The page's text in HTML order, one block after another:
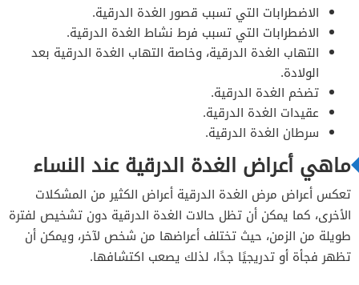
أدوية الغدة الدرقية
جراحة الغدة الدرقية
الاضطرابات التي تسبب قصور الغدة الدرقية.
الاضطرابات التي تسبب فرط نشاط الغدة الدرقية.
التهاب الغدة الدرقية، وخاصة التهاب الغدة الدرقية بعد
الولادة.
تضخم الغدة الدرقية.
عقيدات الغدة الدرقية.
سرطان الغدة الدرقية.
ماهي أعراض الغدة الدرقية عند النساء
تعكس أعراض مرض الغدة الدرقية أعراض الكثير من المشكلات
الأخرى، كما يمكن أن تظل حالات الغدة الدرقية دون تشخيص لفترة
طويلة من الزمن، حيث تختلف أعراضها من شخص لآخر، ويمكن أن
تظهر فجأة أو تدريجيًا جدًا، لذلك يصعب اكتشافها.